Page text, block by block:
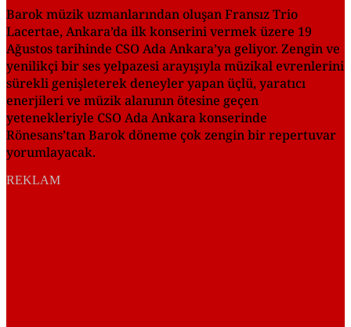
Barok müzik uzmanlarından oluşan Fransız Trio
Lacertae, Ankara’da ilk konserini vermek üzere 19
Ağustos tarihinde CSO Ada Ankara’ya geliyor. Zengin ve
yenilikçi bir ses yelpazesi arayışıyla müzikal evrenlerini
sürekli genişleterek deneyler yapan üçlü, yaratıcı
enerjileri ve müzik alanının ötesine geçen
yetenekleriyle CSO Ada Ankara konserinde
Rönesans’tan Barok döneme çok zengin bir repertuvar
yorumlayacak.
REKLAM